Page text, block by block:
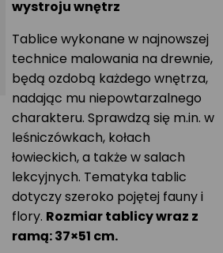
wystroju wnętrz
Tablice wykonane w najnowszej
technice malowania na drewnie,
będą ozdobą każdego wnętrza,
nadając mu niepowtarzalnego
charakteru. Sprawdzą się m.in. w
leśniczówkach, kołach
łowieckich, a także w salach
lekcyjnych. Tematyka tablic
dotyczy szeroko pojętej fauny i
flory. Rozmiar tablicy wraz z
ramą: 37×51 cm.